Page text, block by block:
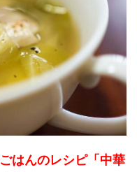
はんのレシピ「中華